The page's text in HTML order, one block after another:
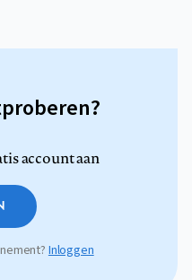
account aan
Inloggen